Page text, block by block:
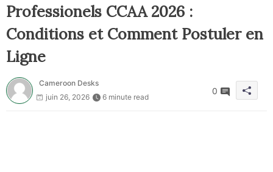
Professionels CCAA 2026 :
Conditions et Comment Postuler en
Ligne
Cameroon Desks
juin 26, 2026
6 minute read
0